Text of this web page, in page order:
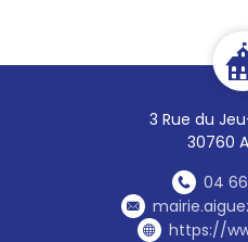
3 Rue du
30760
04
https://
moitié les
pour les usages
prioritaires.